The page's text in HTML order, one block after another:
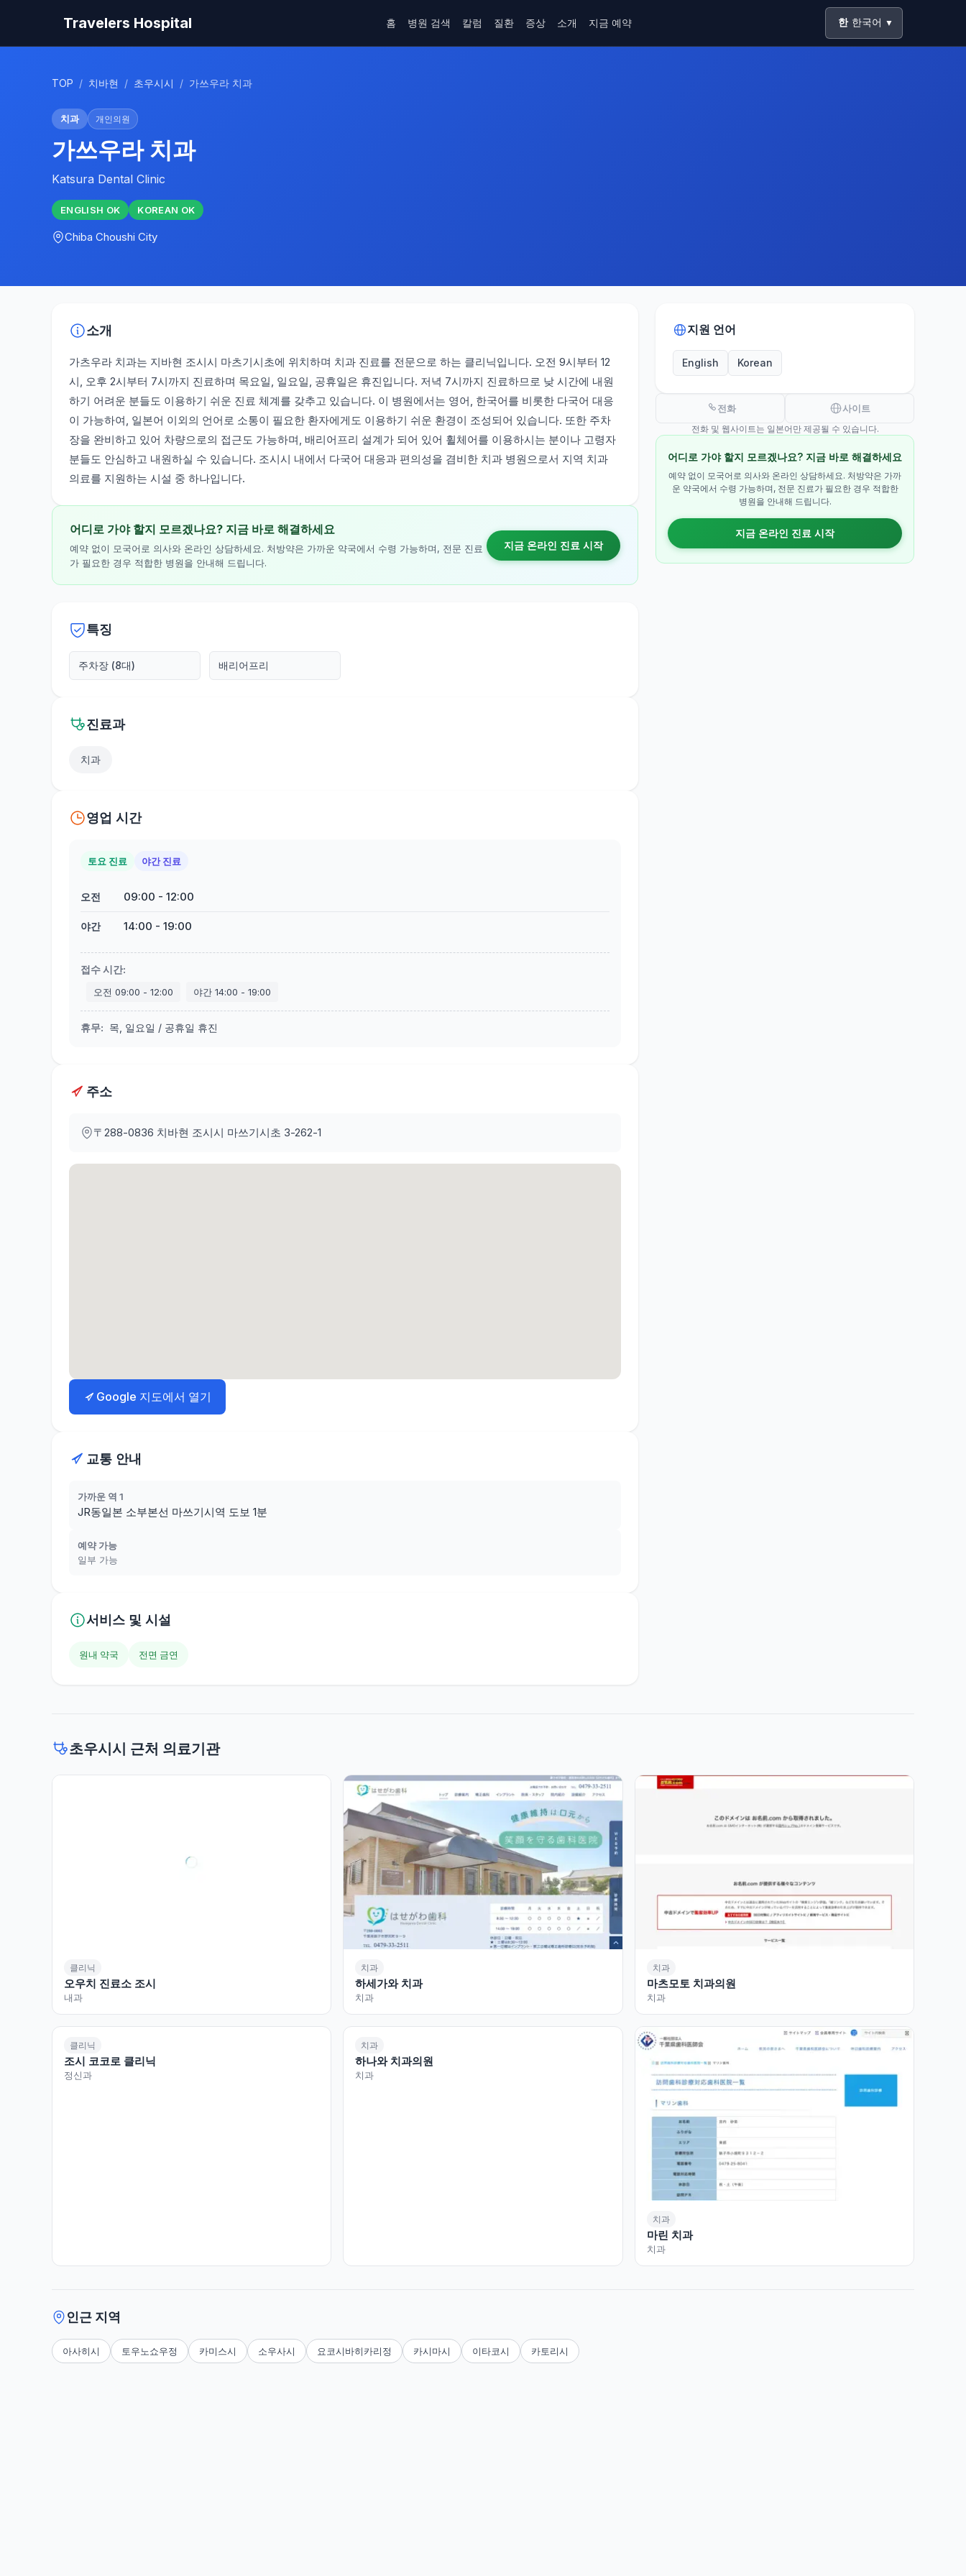
Travelers Hospital 홈 병원 검색 칼럼 질환 증상 소개 지금 예약 한 한국어 ▼
TOP / 치바현 / 초우시시 / 가쓰우라 치과
치과 개인의원
가쓰우라 치과
Katsura Dental Clinic
ENGLISH OK KOREAN OK
Chiba Choushi City
소개
가츠우라 치과는 지바현 조시시 마츠기시초에 위치하며 치과 진료를 전문으로 하는 클리닉입니다. 오전 9시부터 12
시, 오후 2시부터 7시까지 진료하며 목요일, 일요일, 공휴일은 휴진입니다. 저녁 7시까지 진료하므로 낮 시간에 내원
하기 어려운 분들도 이용하기 쉬운 진료 체계를 갖추고 있습니다. 이 병원에서는 영어, 한국어를 비롯한 다국어 대응
이 가능하여, 일본어 이외의 언어로 소통이 필요한 환자에게도 이용하기 쉬운 환경이 조성되어 있습니다. 또한 주차
장을 완비하고 있어 차량으로의 접근도 가능하며, 배리어프리 설계가 되어 있어 휠체어를 이용하시는 분이나 고령자
분들도 안심하고 내원하실 수 있습니다. 조시시 내에서 다국어 대응과 편의성을 겸비한 치과 병원으로서 지역 치과
의료를 지원하는 시설 중 하나입니다.
어디로 가야 할지 모르겠나요? 지금 바로 해결하세요
예약 없이 모국어로 의사와 온라인 상담하세요. 처방약은 가까운 약국에서 수령 가능하며, 전문 진료
가 필요한 경우 적합한 병원을 안내해 드립니다.
지금 온라인 진료 시작
특징
주차장 (8대) 배리어프리
진료과
치과
영업 시간
토요 진료 야간 진료
오전 09:00 - 12:00
야간 14:00 - 19:00
접수 시간:
오전 09:00 - 12:00 야간 14:00 - 19:00
휴무: 목, 일요일 / 공휴일 휴진
주소
〒288-0836 치바현 조시시 마쓰기시초 3-262-1
Google 지도에서 열기
교통 안내
가까운 역 1
JR동일본 소부본선 마쓰기시역 도보 1분
예약 가능
일부 가능
서비스 및 시설
원내 약국 전면 금연
지원 언어
English Korean
전화 사이트
전화 및 웹사이트는 일본어만 제공될 수 있습니다.
어디로 가야 할지 모르겠나요? 지금 바로 해결하세요
예약 없이 모국어로 의사와 온라인 상담하세요. 처방약은 가까
운 약국에서 수령 가능하며, 전문 진료가 필요한 경우 적합한
병원을 안내해 드립니다.
지금 온라인 진료 시작
초우시시 근처 의료기관
클리닉
오우치 진료소 조시
내과
치과
하세가와 치과
치과
치과
마츠모토 치과의원
치과
클리닉
조시 코코로 클리닉
정신과
치과
하나와 치과의원
치과
치과
마린 치과
치과
인근 지역
아사히시 토우노쇼우정 카미스시 소우사시 요코시바히카리정 카시마시 이타코시 카토리시